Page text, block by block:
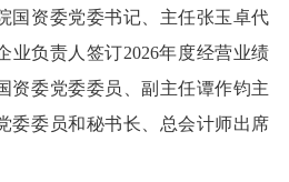
国资委党委书记、主任张玉卓代
业负责人签订2026年度经营业绩
资委党委委员、副主任谭作钧主
委委员和秘书长、总会计师出席